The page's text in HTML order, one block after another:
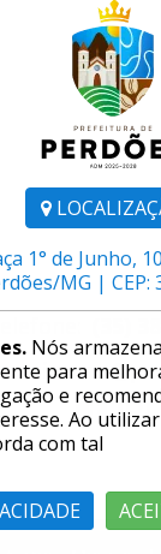
1° de Junho,
MG | CEP:
Nós
para
e
Ao
com tal